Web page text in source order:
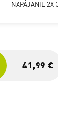
NAPÁJANIE 2X
41,99 €